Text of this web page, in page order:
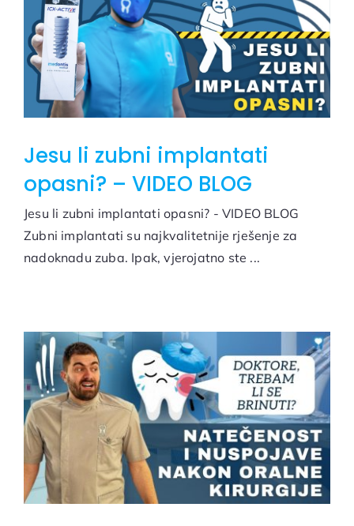
Jesu li zubni implantati
opasni? – VIDEO BLOG
Jesu li zubni implantati opasni? - VIDEO BLOG
Zubni implantati su najkvalitetnije rješenje za
nadoknadu zuba. Ipak, vjerojatno ste ...